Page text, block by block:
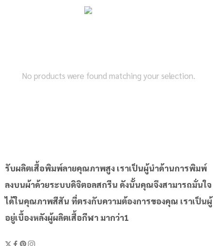
No products were found matching your selection.
รับผลิตเสื้อพิมพ์ลายคุณภาพสูง เราเป็นผู้นำด้านการพิมพ์
ลงบนผ้าด้วยระบบดิจิตอลสกรีน ดังนั้นคุณจึงสามารถมั่นใจ
ได้ในคุณภาพสีสัน ที่ตรงกับความต้องการของคุณ เราเป็นผู้
อยู่เบื้องหลังผู้ผลิตเสื้อกีฬา มากว่า1